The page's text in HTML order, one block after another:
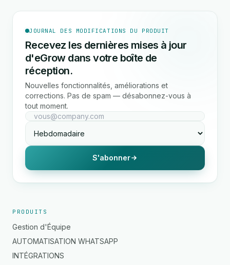
JOURNAL DES MODIFICATIONS DU PRODUIT
Recevez les dernières mises à jour
d'eGrow dans votre boîte de
réception.
Nouvelles fonctionnalités, améliorations et
corrections. Pas de spam — désabonnez-vous à
tout moment.
S'abonner
PRODUITS
Gestion d'Équipe
AUTOMATISATION WHATSAPP
INTÉGRATIONS